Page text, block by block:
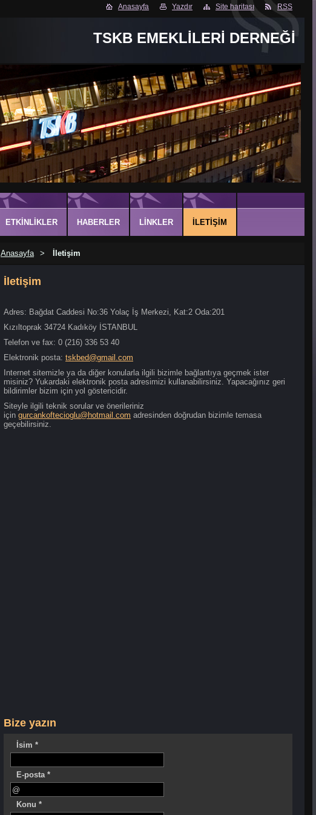
Anasayfa Yazdır Site haritası RSS
TSKB EMEKLİLERİ DERNEĞİ
Anasayfa > İletişim
İletişim
Adres: Bağdat Caddesi No:36 Yolaç İş Merkezi, Kat:2 Oda:201
Kızıltoprak 34724 Kadıköy İSTANBUL
Telefon ve fax: 0 (216) 336 53 40
Elektronik posta: tskbed@gmail.com
Internet sitemizle ya da diğer konularla ilgili bizimle bağlantıya geçmek ister
misiniz? Yukardaki elektronik posta adresimizi kullanabilirsiniz. Yapacağınız geri
bildirimler bizim için yol göstericidir.
Siteyle ilgili teknik sorular ve önerileriniz
için gurcankoftecioglu@hotmail.com adresinden doğrudan bizimle temasa
geçebilirsiniz.
Bize yazın
İsim *
E-posta *
Konu *
ETKINLIKLER HABERLER LINKLER İLETIŞIM